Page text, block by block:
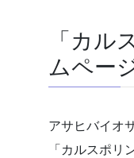
「カル
ムペー
アサヒバイオ
「カルスポリ